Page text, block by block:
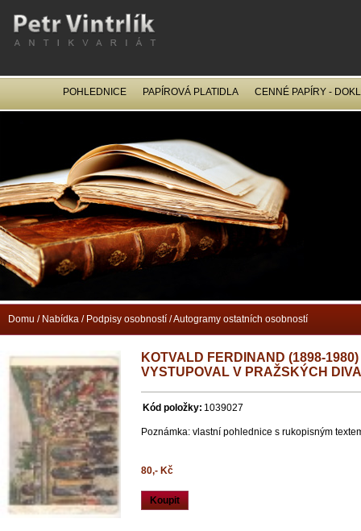
KOTVALD FERDINAND (1898-
VYSTUPOVAL V PRAŽSKÝCH
Kód položky: 1039027
Poznámka: vlastní pohlednice s rukopisným
80,- Kč
Koupit
POHLEDNICE PAPÍROVÁ PLATIDLA CENNÉ PAPÍRY -
Domu / Nabídka / Podpisy osobností /Autogramy ostatních osobností